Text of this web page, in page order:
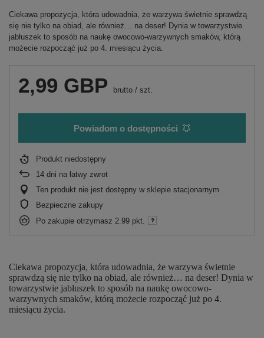
Ciekawa propozycja, która udowadnia, że warzywa świetnie sprawdzą
się nie tylko na obiad, ale również… na deser! Dynia w towarzystwie
jabłuszek to sposób na naukę owocowo-warzywnych smaków, którą
możecie rozpocząć już po 4. miesiącu życia.
2,99 GBP brutto / szt.
Powiadom o dostępności
Produkt niedostępny
14 dni na łatwy zwrot
Ten produkt nie jest dostępny w sklepie stacjonarnym
Bezpieczne zakupy
Po zakupie otrzymasz 2.99 pkt.
Ciekawa propozycja, która udowadnia, że warzywa świetnie
sprawdzą się nie tylko na obiad, ale również… na deser! Dynia w
towarzystwie jabłuszek to sposób na naukę owocowo-
warzywnych smaków, którą możecie rozpocząć już po 4.
miesiącu życia.